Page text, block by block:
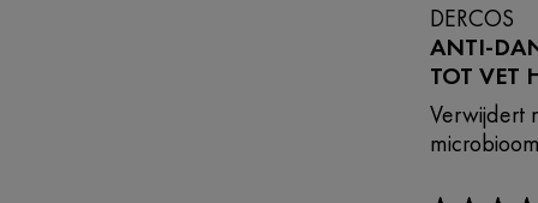
DERCOS
ANTI-
TOT VET
Verwijdert